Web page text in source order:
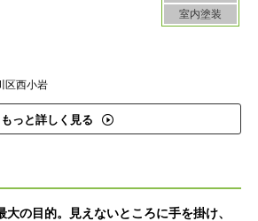
室内塗装
区西小岩
もっと詳しく見る
大の目的。見えないところに手を掛け、